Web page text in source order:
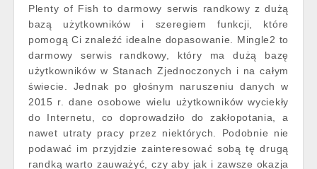
Plenty of Fish to darmowy serwis randkowy z dużą
bazą użytkowników i szeregiem funkcji, które
pomogą Ci znaleźć idealne dopasowanie. Mingle2 to
darmowy serwis randkowy, który ma dużą bazę
użytkowników w Stanach Zjednoczonych i na całym
świecie. Jednak po głośnym naruszeniu danych w
2015 r. dane osobowe wielu użytkowników wyciekły
do Internetu, co doprowadziło do zakłopotania, a
nawet utraty pracy przez niektórych. Podobnie nie
podawać im przyjdzie zainteresować sobą tę drugą
randką warto zauważyć, czy aby jak i zawsze okazja